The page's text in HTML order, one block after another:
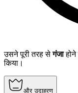
उसने पूरी तरह सेगंजाहोने
किया।
और उदाहरण